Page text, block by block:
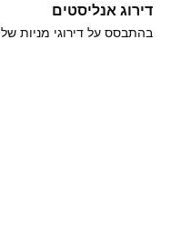
דירוג אנליסטים
בהתבסס על דירוגי מניות של ‎22‎ אנליסטים ב-3 החודשים האחרונים.